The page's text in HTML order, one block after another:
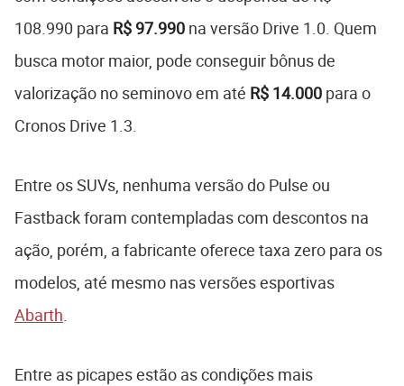
108.990 para R$ 97.990 na versão Drive 1.0. Quem
busca motor maior, pode conseguir bônus de
valorização no seminovo em até R$ 14.000 para o
Cronos Drive 1.3.
Entre os SUVs, nenhuma versão do Pulse ou
Fastback foram contempladas com descontos na
ação, porém, a fabricante oferece taxa zero para os
modelos, até mesmo nas versões esportivas
Abarth.
Entre as picapes estão as condições mais